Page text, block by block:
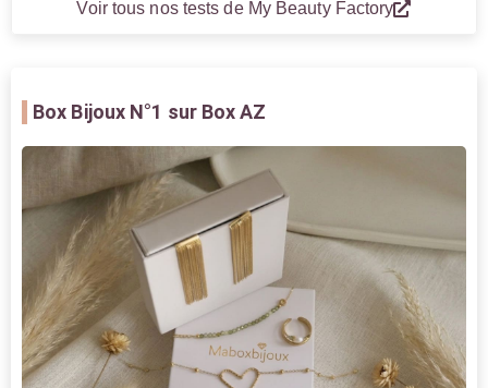
Voir tous nos tests de My Beauty Factory
Box Bijoux N°1 sur Box AZ